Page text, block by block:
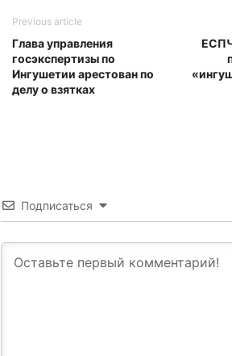
Previous article
Глава управления
госэкспертизы по
Ингушетии арестован по
делу о взятках
Подписаться